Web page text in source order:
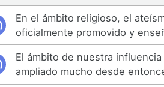
En el ámbito religioso, el
oficialmente promovido y
El ámbito de nuestra influencia
ampliado mucho desde